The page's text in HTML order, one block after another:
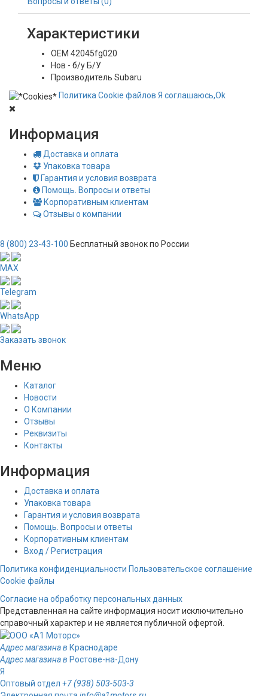
Характеристики
OEM 42045fg020
Нов - б/у Б/У
Производитель Subaru
ПолитикаСookie файлов Я соглашаюсь,Ok
Информация
Доставка и оплата
Упаковка товара
Гарантия и условия возврата
Помощь. Вопросы и ответы
Корпоративным клиентам
Отзывы о компании
8 (800) 23-43-100 Бесплатный звонок по России
MAX
Telegram
WhatsApp
Заказать звонок
Меню
Каталог
Новости
О Компании
Отзывы
Реквизиты
Контакты
Информация
Доставка и оплата
Упаковка товара
Гарантия и условия возврата
Помощь. Вопросы и ответы
Корпоративным клиентам
Вход / Регистрация
Политика конфиденциальности Пользовательское соглашение
Cookie файлы
Согласие на обработку персональных данных
Представленная на сайте информация носит исключительно
справочный характер и не является публичной офертой.
Адрес магазина в Краснодаре
Адрес магазина в Ростове-на-Дону
Я
Оптовый отдел +7 (938) 503-503-3